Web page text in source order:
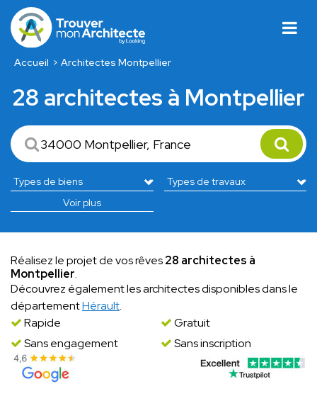
Accueil Architectes Montpellier
28 architectes à Montpellier
Voir plus
Réalisez le projet de vos rêves28 architectes à
Montpellier.
Découvrez également les architectes disponibles dans le
départementHérault.
Rapide
Gratuit
Sans engagement
Sans inscription